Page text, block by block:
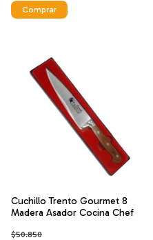
Comprar
Cuchillo Trento Gourmet 8
Madera Asador Cocina Chef
$50.850